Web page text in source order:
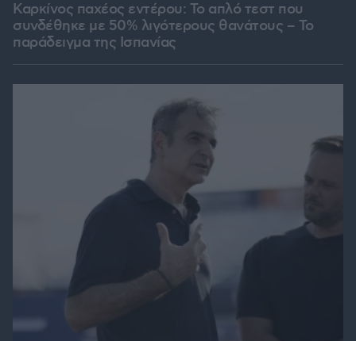
Καρκίνος παχέος εντέρου: Το απλό τεστ που
συνδέθηκε με 50% λιγότερους θανάτους – Το
παράδειγμα της Ισπανίας